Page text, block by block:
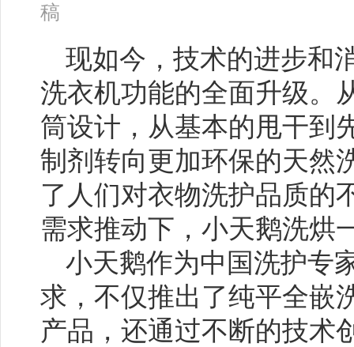
稿
现如今，技术的进步和
洗衣机功能的全面升级。
筒设计，从基本的甩干到
制剂转向更加环保的天然
了人们对衣物洗护品质的
需求推动下，小天鹅洗烘
小天鹅作为中国洗护专
求，不仅推出了纯平全嵌
产品，还通过不断的技术